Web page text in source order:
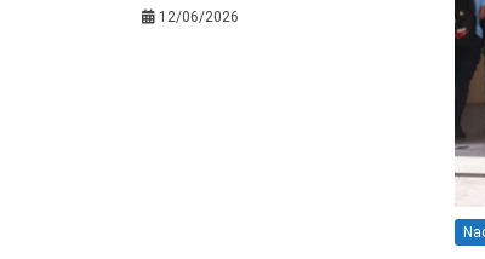
12/06/2026